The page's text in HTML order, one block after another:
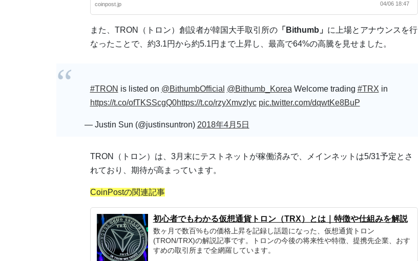
coinpost.jp 04/06 18:47
また、TRON（トロン）創設者が韓国大手取引所の「Bithumb」 に上場とアナウンスを行
なったことで、約3.1円から約5.1円まで上昇し、最高で64%の高騰を見せました。
#TRON is listed on @BithumbOfficial @Bithumb_Korea Welcome trading #TRX in
https://t.co/ofTKSScgQ0https://t.co/rzyXmvzlyc pic.twitter.com/dqwtKe8BuP
— Justin Sun (@justinsuntron) 2018年4月5日
TRON（トロン）は、3月末にテストネットが稼働済みで、メインネットは5/31予定とさ
れており、期待が高まっています。
CoinPostの関連記事
初心者でもわかる仮想通貨トロン（TRX）とは｜特徴や仕組みを解説
数ヶ月で数百%もの価格上昇を記録し話題になった、仮想通貨トロン
(TRON/TRX)の解説記事です。トロンの今後の将来性や特徴、提携先企業、おす
すめの取引所まで全網羅しています。